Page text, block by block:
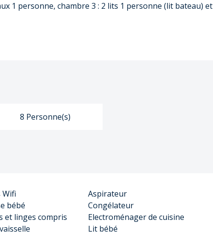
1 personne, chambre 3 : 2 lits 1 personne (lit bateau) et
8 Personne(s)
Wifi
Aspirateur
bébé
Congélateur
et linges compris
Electroménager de cuisine
Lit bébé